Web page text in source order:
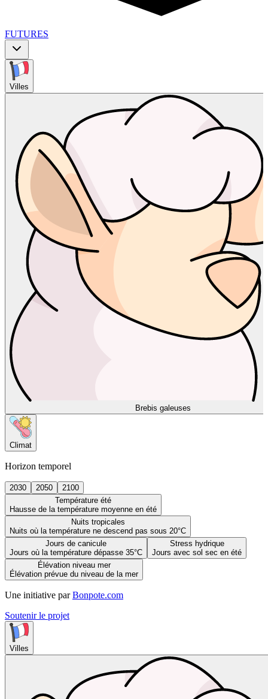
FUTURES
Villes
Brebis galeuses
Climat
Horizon temporel
2030 2050
2100
Température été
Hausse de la température moyenne en été
Nuits tropicales
Nuits où la température ne descend pas sous 20°C
Jours de canicule
Jours où la température dépasse 35°C
Stress hydrique
Jours avec sol sec en été
Élévation niveau mer
Élévation prévue du niveau de la mer
Une initiative par Bonpote.com
Soutenir le projet
Villes